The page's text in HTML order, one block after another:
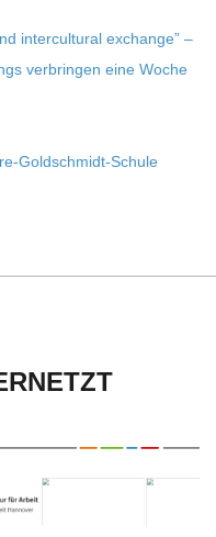
inter­cul­tu­ral exch­ange” –
ver­brin­gen eine Woche
Goldschmidt-Schule